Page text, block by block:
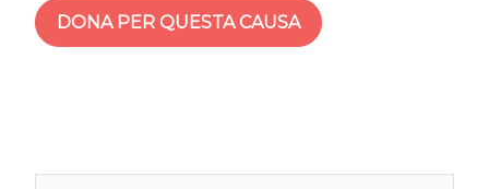
DONA PER QUESTA CAUSA